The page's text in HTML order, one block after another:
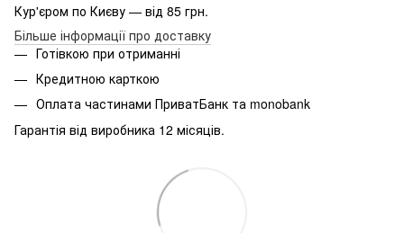
Кур'єром по Києву — від 85 грн.
Більше інформації про доставку
Готівкою при отриманні
Кредитною карткою
Оплата частинами ПриватБанк та monobank
Гарантія від виробника 12 місяців.